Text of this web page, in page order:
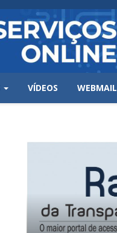
VÍDEOS WEBMAIL